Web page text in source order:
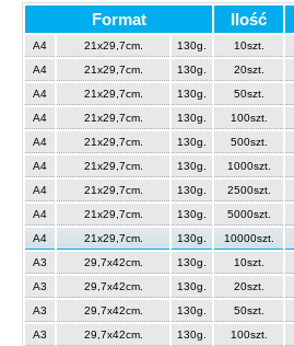
Format Ilość
A4 21x29,7cm. 130g. 10szt.
A4 21x29,7cm. 130g. 20szt.
A4 21x29,7cm. 130g. 50szt.
A4 21x29,7cm. 130g. 100szt.
A4 21x29,7cm. 130g. 500szt.
A4 21x29,7cm. 130g. 1000szt.
A4 21x29,7cm. 130g. 2500szt.
A4 21x29,7cm. 130g. 5000szt.
A4 21x29,7cm. 130g. 10000szt.
A3 29,7x42cm. 130g. 10szt.
A3 29,7x42cm. 130g. 20szt.
A3 29,7x42cm. 130g. 50szt.
A3 29,7x42cm. 130g. 100szt.